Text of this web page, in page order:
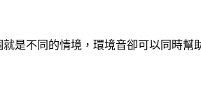
是不同的情境，環境音卻可以同時幫